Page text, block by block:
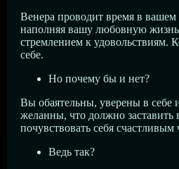
Венера проводит время в вашем
наполняя вашу любовную
стремлением к удовольствиям.
себе.
Но почему бы и нет?
Вы обаятельны, уверены в себе
желанны, что должно заставить
почувствовать себя счастливым
Ведь так?